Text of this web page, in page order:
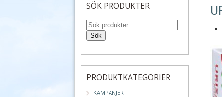
SÖK PRODUKTER
Sök
PRODUKTKATEGORIER
KAMPANJER